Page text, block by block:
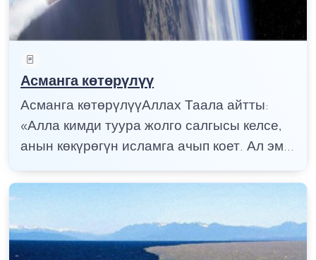
Асманга көтөрүлүү
Асманга көтөрүлүүАллах Таала айтты:
«Алла кимди туура жолго салгысы келсе,
анын көкүрөгүн исламга ачып коет. Ал эм...